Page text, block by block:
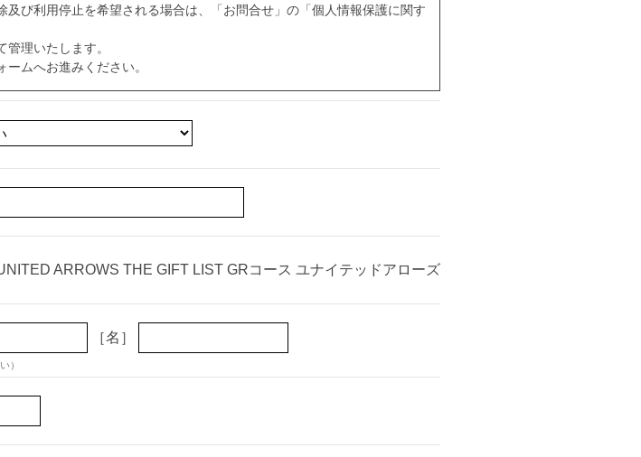
び利用停止を希望される場合は、「お問合せ」の「個人情報保護に関す
理いたします。
ムへお進みください。
ARROWS THE GIFT LIST GRコース ユナイテッドアローズ
［名］
）